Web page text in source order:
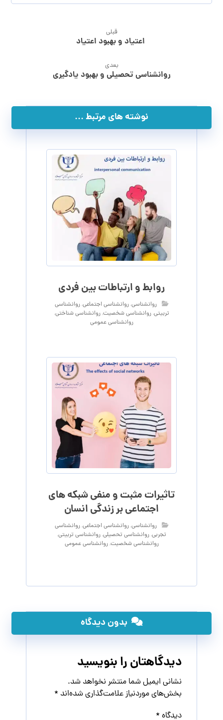
قبلی
اعتیاد و بهبود اعتیاد
بعدی
روانشناسی تحصیلی و بهبود یادگیری
نوشته های مرتبط ...
روابط و ارتباطات بین فردی
روانشناسی,روانشناسی اجتماعی,روانشناسی
تربیتی,روانشناسی شخصیت,روانشناسی شناختی,
روانشناسی عمومی
تاثیرات مثبت و منفی شبکه های
اجتماعی بر زندگی انسان
روانشناسی,روانشناسی اجتماعی,روانشناسی
تجربی,روانشناسی تحصیلی,روانشناسی تربیتی,
روانشناسی شخصیت,روانشناسی عمومی
بدون دیدگاه
دیدگاهتان را بنویسید
نشانی ایمیل شما منتشر نخواهد شد.
بخش‌های موردنیاز علامت‌گذاری شده‌اند *
دیدگاه *